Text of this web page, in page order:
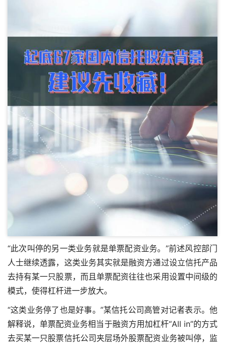
“此次叫停的另一类业务就是单票配资业务。”前述风控部门
人士继续透露，这类业务其实就是融资方通过设立信托产品
去持有某一只股票，而且单票配资往往也采用设置中间级的
模式，使得杠杆进一步放大。
“这类业务停了也是好事。”某信托公司高管对记者表示。他
解释说，单票配资业务相当于融资方用加杠杆“All in”的方式
去买某一只股票信托公司夹层场外股票配资业务被叫停，监